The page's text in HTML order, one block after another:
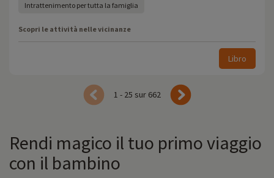
Intrattenimento per tutta la famiglia
Scopri le attività nelle vicinanze
Libro
1 - 25 sur 662
Rendi magico il tuo primo viaggio
con il bambino